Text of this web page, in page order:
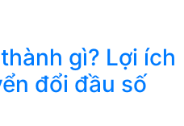
gì? Lợi ích
đổi đầu số